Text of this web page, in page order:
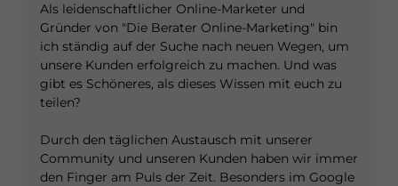
Als leidenschaftlicher Online-Marketer und
Gründer von "Die Berater Online-Marketing" bin
ich ständig auf der Suche nach neuen Wegen, um
unsere Kunden erfolgreich zu machen. Und was
gibt es Schöneres, als dieses Wissen mit euch zu
teilen?
Durch den täglichen Austausch mit unserer
Community und unseren Kunden haben wir immer
den Finger am Puls der Zeit. Besonders im Google